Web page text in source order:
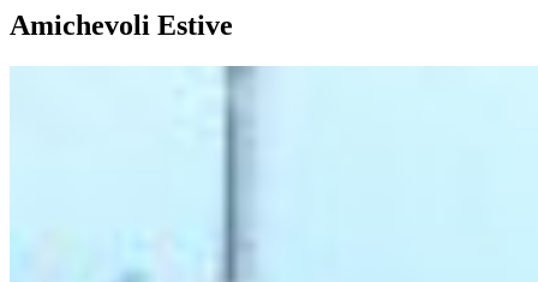
Amichevoli Estive